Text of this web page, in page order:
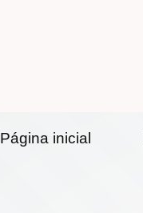
Página inicial